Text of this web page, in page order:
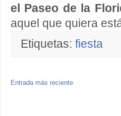
el Paseo de la
aquel que quiera
Etiquetas: fiesta
Entrada más reciente